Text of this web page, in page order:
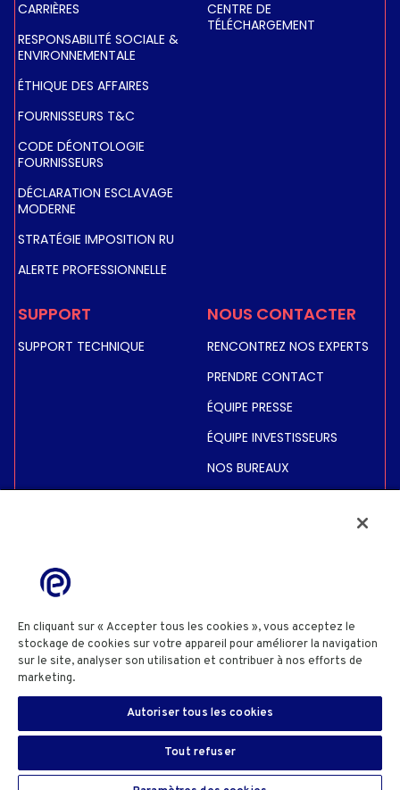
FR
CARRIÈRES
RESPONSABILITÉ SOCIALE &
ENVIRONNEMENTALE
ÉTHIQUE DES AFFAIRES
FOURNISSEURS T&C
CODE DÉONTOLOGIE
FOURNISSEURS
DÉCLARATION ESCLAVAGE
MODERNE
STRATÉGIE IMPOSITION RU
ALERTE PROFESSIONNELLE
CENTRE DE
TÉLÉCHARGEMENT
SUPPORT
SUPPORT TECHNIQUE
NOUS CONTACTER
RENCONTREZ NOS EXPERTS
PRENDRE CONTACT
ÉQUIPE PRESSE
ÉQUIPE INVESTISSEURS
NOS BUREAUX
INFORMATIONS FINANCIÈRES
RÈGLEMENTÉES
ACTIONNAIRES
POLITIQUE DE CONFIDENTIALITÉ
POLITIQUE COOKIES
PARAMÈTRES DES COOKIES TERMES & CONDITIONS SITE
INFORMATIONS SITEDIVULGATION SÉCURITÉ
Copyright© 2025 Eutelsat Communications SA
En cliquant sur « Accepter tous les cookies », vous acceptez le
stockage de cookies sur votre appareil pour améliorer la navigation
sur le site, analyser son utilisation et contribuer à nos efforts de
marketing.
Autoriser tous les cookies
Tout refuser